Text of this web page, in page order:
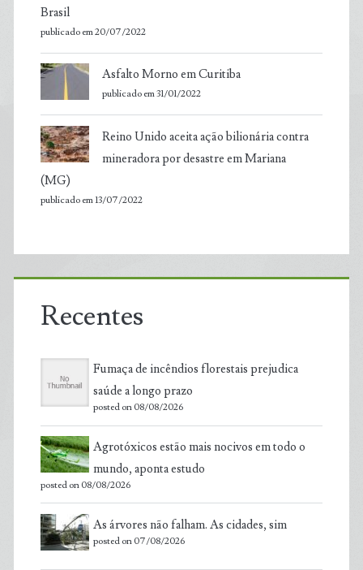
Brasil
publicado em 20/07/2022
Asfalto Morno em Curitiba
publicado em 31/01/2022
Reino Unido aceita ação bilionária contra
mineradora por desastre em Mariana
(MG)
publicado em 13/07/2022
Recentes
Fumaça de incêndios florestais prejudica
saúde a longo prazo
posted on 08/08/2026
Agrotóxicos estão mais nocivos em todo o
mundo, aponta estudo
posted on 08/08/2026
As árvores não falham. As cidades, sim
posted on 07/08/2026